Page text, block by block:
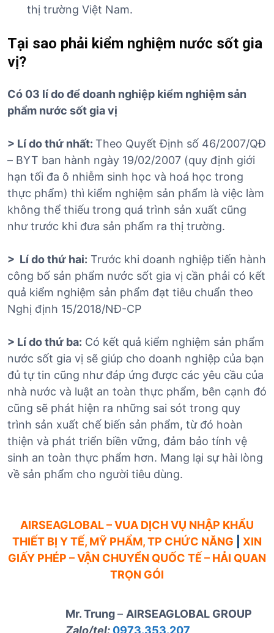
thị trường Việt Nam.
Tại sao phải kiểm nghiệm nước sốt gia
vị?
Có 03 lí do để doanh nghiệp kiểm nghiệm sản
phẩm nước sốt gia vị
> Lí do thứ nhất: Theo Quyết Định số 46/2007/QĐ
– BYT ban hành ngày 19/02/2007 (quy định giới
hạn tối đa ô nhiễm sinh học và hoá học trong
thực phẩm) thì kiểm nghiệm sản phẩm là việc làm
không thể thiếu trong quá trình sản xuất cũng
như trước khi đưa sản phẩm ra thị trường.
> Lí do thứ hai: Trước khi doanh nghiệp tiến hành
công bố sản phẩm nước sốt gia vị cần phải có kết
quả kiểm nghiệm sản phẩm đạt tiêu chuẩn theo
Nghị định 15/2018/NĐ-CP
> Lí do thứ ba: Có kết quả kiểm nghiệm sản phẩm
nước sốt gia vị sẽ giúp cho doanh nghiệp của bạn
đủ tự tin cũng như đáp ứng được các yêu cầu của
nhà nước và luật an toàn thực phẩm, bên cạnh đó
cũng sẽ phát hiện ra những sai sót trong quy
trình sản xuất chế biến sản phẩm, từ đó hoàn
thiện và phát triển biền vững, đảm bảo tính vệ
sinh an toàn thực phẩm hơn. Mang lại sự hài lòng
về sản phẩm cho người tiêu dùng.
AIRSEAGLOBAL – VUA DỊCH VỤ NHẬP KHẨU
THIẾT BỊ Y TẾ, MỸ PHẨM, TP CHỨC NĂNG
XIN
GIẤY PHÉP – VẬN CHUYỂN QUỐC TẾ – HẢI QUAN
TRỌN GÓI
Mr. Trung– AIRSEAGLOBAL GROUP
Zalo/tel: 0973.353.207